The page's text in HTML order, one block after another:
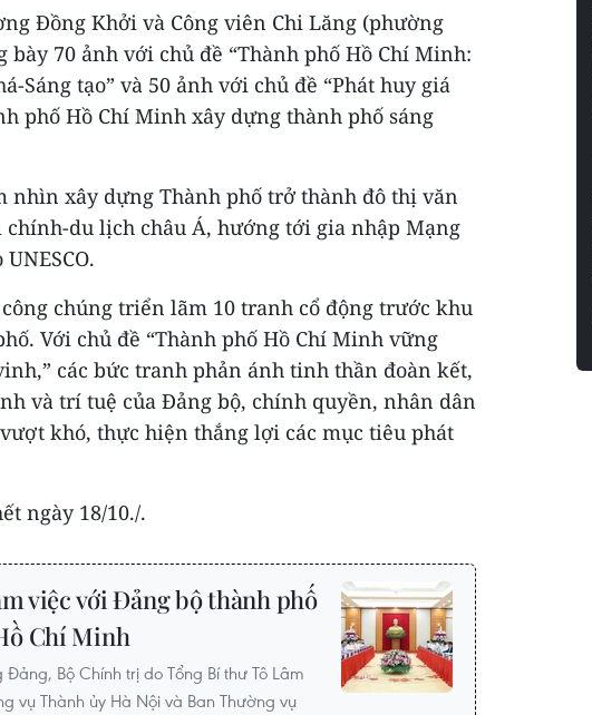
Đồng Khởi và Công viên Chi Lăng (phường
bày 70 ảnh với chủ đề “Thành phố Hồ Chí Minh:
Sáng tạo” và 50 ảnh với chủ đề “Phát huy giá
phố Hồ Chí Minh xây dựng thành phố sáng
nhìn xây dựng Thành phố trở thành đô thị văn
du lịch châu Á, hướng tới gia nhập Mạng
chúng triển lãm 10 tranh cổ động trước khu
Với chủ đề “Thành phố Hồ Chí Minh vững
các bức tranh phản ánh tinh thần đoàn kết,
và trí tuệ của Đảng bộ, chính quyền, nhân dân
khó, thực hiện thắng lợi các mục tiêu phát
ngày 18/10./.
việc với Đảng bộ thành phố
Chí Minh
Bộ Chính trị do Tổng Bí thư Tô Lâm
vụ Thành ủy Hà Nội và Ban Thường vụ